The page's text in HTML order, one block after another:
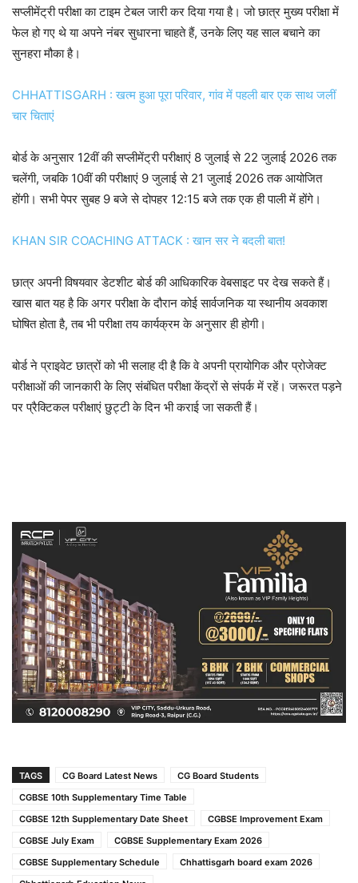
सप्लीमेंट्री परीक्षा का टाइम टेबल जारी कर दिया गया है। जो छात्र मुख्य परीक्षा में
फेल हो गए थे या अपने नंबर सुधारना चाहते हैं, उनके लिए यह साल बचाने का
सुनहरा मौका है।
CHHATTISGARH : खत्म हुआ पूरा परिवार, गांव में पहली बार एक साथ जलीं
चार चिताएं
बोर्ड के अनुसार 12वीं की सप्लीमेंट्री परीक्षाएं 8 जुलाई से 22 जुलाई 2026 तक
चलेंगी, जबकि 10वीं की परीक्षाएं 9 जुलाई से 21 जुलाई 2026 तक आयोजित
होंगी। सभी पेपर सुबह 9 बजे से दोपहर 12:15 बजे तक एक ही पाली में होंगे।
KHAN SIR COACHING ATTACK : खान सर ने बदली बात!
छात्र अपनी विषयवार डेटशीट बोर्ड की आधिकारिक वेबसाइट पर देख सकते हैं।
खास बात यह है कि अगर परीक्षा के दौरान कोई सार्वजनिक या स्थानीय अवकाश
घोषित होता है, तब भी परीक्षा तय कार्यक्रम के अनुसार ही होगी।
बोर्ड ने प्राइवेट छात्रों को भी सलाह दी है कि वे अपनी प्रायोगिक और प्रोजेक्ट
परीक्षाओं की जानकारी के लिए संबंधित परीक्षा केंद्रों से संपर्क में रहें। जरूरत पड़ने
पर प्रैक्टिकल परीक्षाएं छुट्टी के दिन भी कराई जा सकती हैं।
TAGS CG Board Latest News
CG Board Students
CGBSE 10th Supplementary Time Table
CGBSE 12th Supplementary Date Sheet
CGBSE Improvement Exam
CGBSE July Exam
CGBSE Supplementary Exam 2026
CGBSE Supplementary Schedule
Chhattisgarh board exam 2026